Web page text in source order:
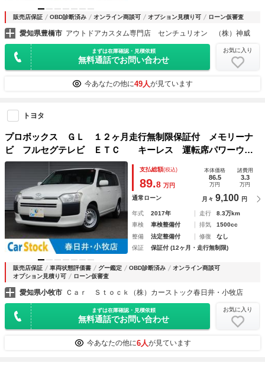
販売店保証 OBD診断済み オンライン商談可 オプション見積り可 ローン仮審査
愛知県豊橋市 アウトドアカスタム専門店 センチュリオン （株）神威
まずは在庫確認・見積依頼
無料通話でお問い合わせ
お気に入り
今あなたの他に49人が見ています
トヨタ
プロボックス ＧＬ １２ヶ月走行無制限保証付 メモリーナ
ビ フルセグテレビ ＥＴＣ キーレス 運転席パワーウイ
ンドウ シートリフター ＡＢＳ Ｗエアバック ヘッドレス
ト一体型フロントシート ヘッドライトレベライザー
支払総額(税込)
89.8 万円
本体価格
86.5
万円
諸費用
3.3
万円
通常ローン 月々 9,100 円
年式 2017年 走行
8.3万km
車検
車検整備付 排気
1500cc
整備
法定整備付 修復
なし
保証
保証付 (12ヶ月・走行無制限)
販売店保証 車両状態評価書 グー鑑定 OBD診断済み
オンライン商談可
オプション見積り可
ローン仮審査
愛知県小牧市 Ｃａｒ Ｓｔｏｃｋ（株）カーストック春日井・小牧店
まずは在庫確認・見積依頼
無料通話でお問い合わせ
お気に入り
今あなたの他に6人が見ています